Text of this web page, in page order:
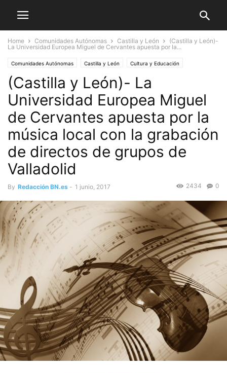
Home Comunidades Autónomas Castilla y León
(Castilla y León)-
La Universidad Europea Miguel de Cervantes apuesta por la...
Comunidades Autónomas Castilla y León Cultura y Educación
(Castilla y León)- La
Universidad Europea Miguel
de Cervantes apuesta por la
música local con la grabación
de directos de grupos de
Valladolid
By Redacción BN.es - 1 junio, 2017 0
2434